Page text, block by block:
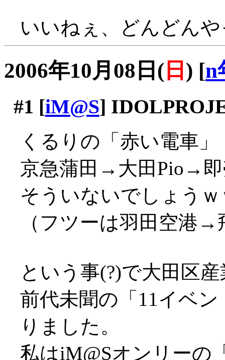
いいねぇ、どんどん
2006年10月08日( 日 ) [n
#1 [iM@S]
くるりの「赤い電車
京急蒲田→大田Pio→即
そういないでしょうｗ
（フツーは羽田空港
という事(?)で大田区
前代未聞の「11イベ
りました。
私はiM@Sオンリーの